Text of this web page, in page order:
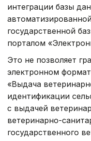
интеграции базы
государственной
порталом
Это не позволяет
электронном
«Выдача
идентификации
с выдачей
ветеринарно-
государственного